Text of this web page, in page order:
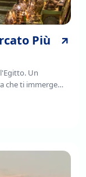
Più
Un
che ti immerge